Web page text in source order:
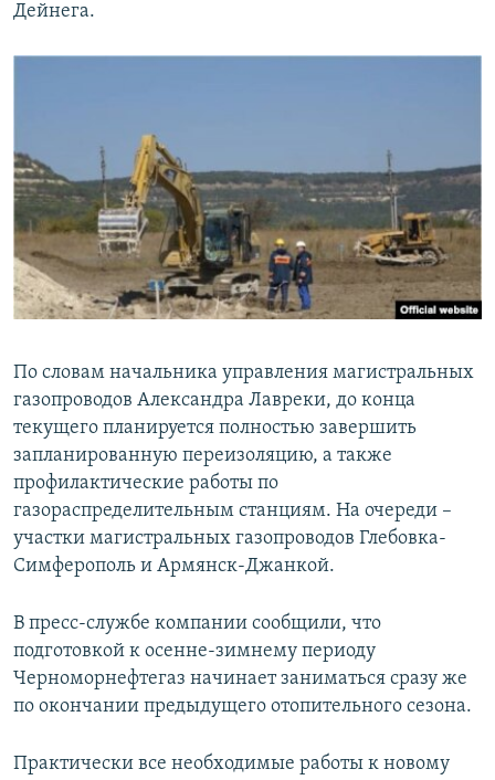
Дейнега.
По словам начальника управления магистральных
газопроводов Александра Лавреки, до конца
текущего планируется полностью завершить
запланированную переизоляцию, а также
профилактические работы по
газораспределительным станциям. На очереди –
участки магистральных газопроводов Глебовка-
Симферополь и Армянск-Джанкой.
В пресс-службе компании сообщили, что
подготовкой к осенне-зимнему периоду
Черноморнефтегаз начинает заниматься сразу же
по окончании предыдущего отопительного сезона.
Практически все необходимые работы к новому